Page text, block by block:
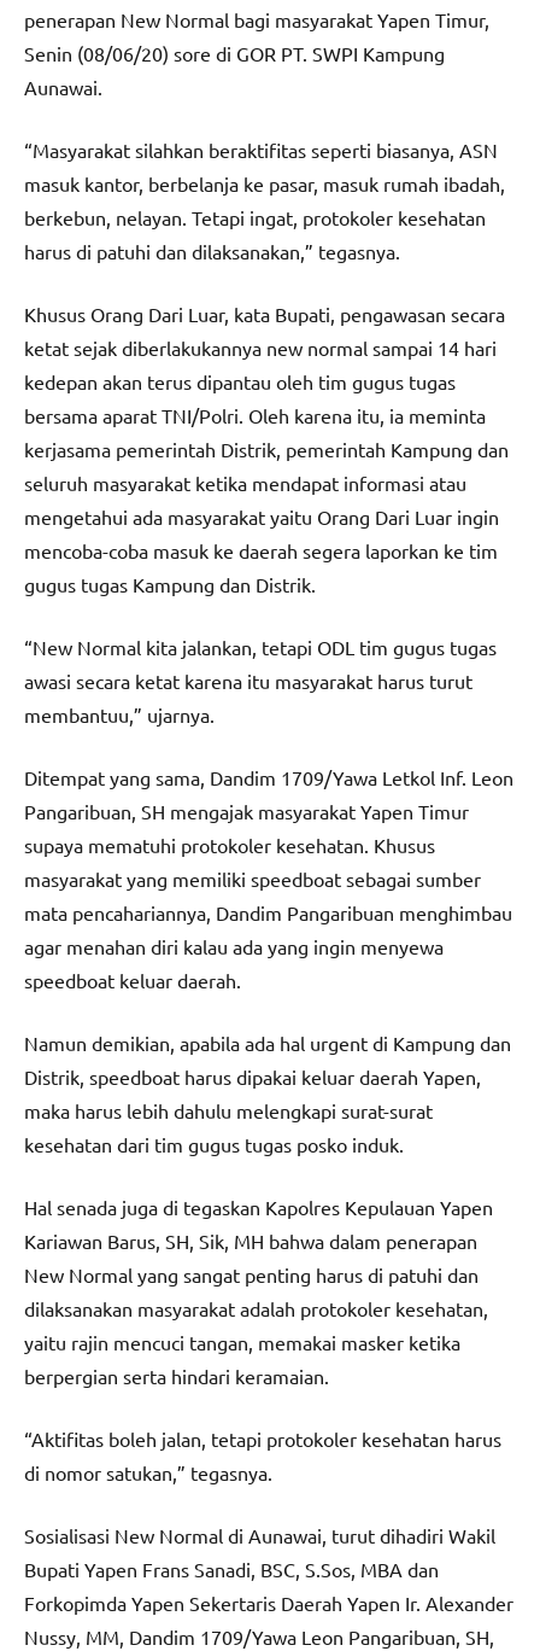
penerapan New Normal bagi masyarakat Yapen Timur,
Senin (08/06/20) sore di GOR PT. SWPI Kampung
Aunawai.
“Masyarakat silahkan beraktifitas seperti biasanya, ASN
masuk kantor, berbelanja ke pasar, masuk rumah ibadah,
berkebun, nelayan. Tetapi ingat, protokoler kesehatan
harus di patuhi dan dilaksanakan,” tegasnya.
Khusus Orang Dari Luar, kata Bupati, pengawasan secara
ketat sejak diberlakukannya new normal sampai 14 hari
kedepan akan terus dipantau oleh tim gugus tugas
bersama aparat TNI/Polri. Oleh karena itu, ia meminta
kerjasama pemerintah Distrik, pemerintah Kampung dan
seluruh masyarakat ketika mendapat informasi atau
mengetahui ada masyarakat yaitu Orang Dari Luar ingin
mencoba-coba masuk ke daerah segera laporkan ke tim
gugus tugas Kampung dan Distrik.
“New Normal kita jalankan, tetapi ODL tim gugus tugas
awasi secara ketat karena itu masyarakat harus turut
membantuu,” ujarnya.
Ditempat yang sama, Dandim 1709/Yawa Letkol Inf. Leon
Pangaribuan, SH mengajak masyarakat Yapen Timur
supaya mematuhi protokoler kesehatan. Khusus
masyarakat yang memiliki speedboat sebagai sumber
mata pencahariannya, Dandim Pangaribuan menghimbau
agar menahan diri kalau ada yang ingin menyewa
speedboat keluar daerah.
Namun demikian, apabila ada hal urgent di Kampung dan
Distrik, speedboat harus dipakai keluar daerah Yapen,
maka harus lebih dahulu melengkapi surat-surat
kesehatan dari tim gugus tugas posko induk.
Hal senada juga di tegaskan Kapolres Kepulauan Yapen
Kariawan Barus, SH, Sik, MH bahwa dalam penerapan
New Normal yang sangat penting harus di patuhi dan
dilaksanakan masyarakat adalah protokoler kesehatan,
yaitu rajin mencuci tangan, memakai masker ketika
berpergian serta hindari keramaian.
“Aktifitas boleh jalan, tetapi protokoler kesehatan harus
di nomor satukan,” tegasnya.
Sosialisasi New Normal di Aunawai, turut dihadiri Wakil
Bupati Yapen Frans Sanadi, BSC, S.Sos, MBA dan
Forkopimda Yapen Sekertaris Daerah Yapen Ir. Alexander
Nussy, MM, Dandim 1709/Yawa Leon Pangaribuan, SH,